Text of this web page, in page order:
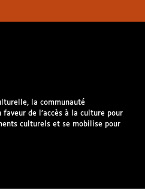
la communauté
faveur de l’accès à la culture pour
culturels et se mobilise pour